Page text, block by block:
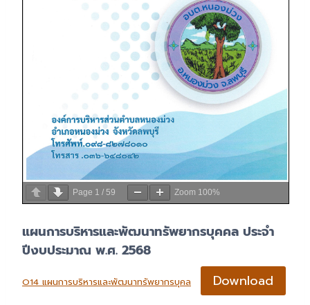
Page 1 / 59 Zoom 100%
แผนการบริหารและพัฒนาทรัพยากรบุคคล ประจำ
ปีงบประมาณ พ.ศ. 2568
O14 แผนการบริหารและพัฒนาทรัพยากรบุคล Download